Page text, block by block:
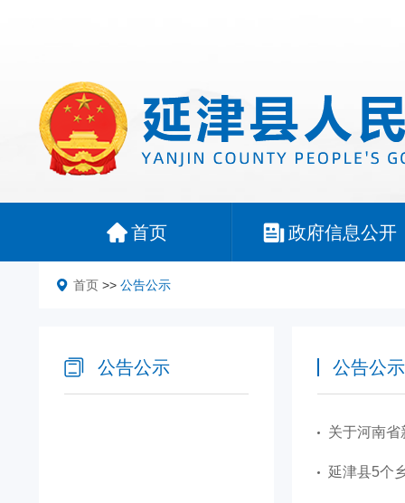
首页 政府信息公开
首页 >> 公告公示
公告公示 公告公示
关于河南
延津县5个